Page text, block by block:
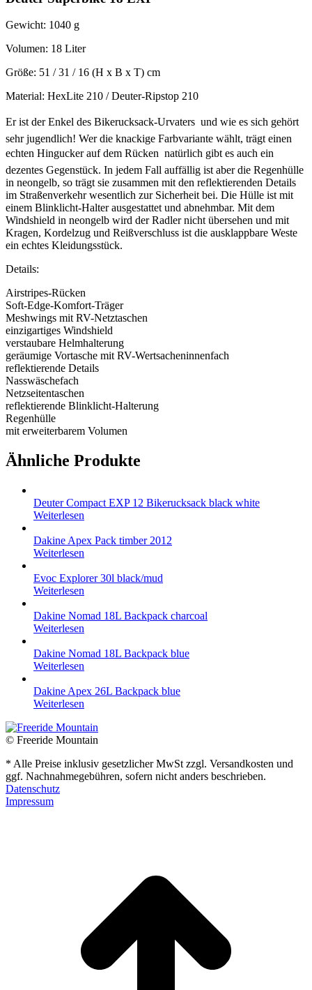
Gewicht: 1040 g
Volumen: 18 Liter
Größe: 51 / 31 / 16 (H x B x T) cm
Material: HexLite 210 / Deuter-Ripstop 210
Er ist der Enkel des Bikerucksack-Urvaters  und wie es sich gehört
sehr jugendlich! Wer die knackige Farbvariante wählt, trägt einen
echten Hingucker auf dem Rücken  natürlich gibt es auch ein
dezentes Gegenstück. In jedem Fall auffällig ist aber die Regenhülle
in neongelb, so trägt sie zusammen mit den reflektierenden Details
im Straßenverkehr wesentlich zur Sicherheit bei. Die Hülle ist mit
einem Blinklicht-Halter ausgestattet und abnehmbar. Mit dem
Windshield in neongelb wird der Radler nicht übersehen und mit
Kragen, Kordelzug und Reißverschluss ist die ausklappbare Weste
ein echtes Kleidungsstück.
Details:
Airstripes-Rücken
Soft-Edge-Komfort-Träger
Meshwings mit RV-Netztaschen
einzigartiges Windshield
verstaubare Helmhalterung
geräumige Vortasche mit RV-Wertsacheninnenfach
reflektierende Details
Nasswäschefach
Netzseitentaschen
reflektierende Blinklicht-Halterung
Regenhülle
mit erweiterbarem Volumen
Ähnliche Produkte
Deuter Compact EXP 12 Bikerucksack black white
Weiterlesen
Dakine Apex Pack timber 2012
Weiterlesen
Evoc Explorer 30l black/mud
Weiterlesen
Dakine Nomad 18L Backpack charcoal
Weiterlesen
Dakine Nomad 18L Backpack blue
Weiterlesen
Dakine Apex 26L Backpack blue
Weiterlesen
© Freeride Mountain
* Alle Preise inklusiv gesetzlicher MwSt zzgl. Versandkosten und
ggf. Nachnahmegebühren, sofern nicht anders beschrieben.
Datenschutz
Impressum